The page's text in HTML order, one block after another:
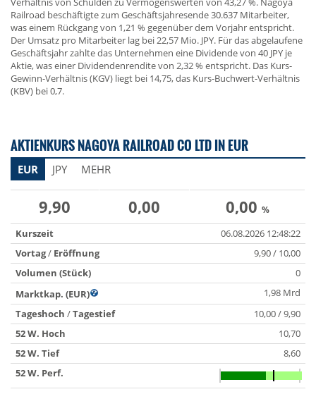
Railroad beschäftigte zum Geschäftsjahresende 30.637 Mitarbeiter,
was einem Rückgang von 1,21 % gegenüber dem Vorjahr entspricht.
Der Umsatz pro Mitarbeiter lag bei 22,57 Mio. JPY. Für das abgelaufene
Geschäftsjahr zahlte das Unternehmen eine Dividende von 40 JPY je
Aktie, was einer Dividendenrendite von 2,32 % entspricht. Das Kurs-
Gewinn-Verhältnis (KGV) liegt bei 14,75, das Kurs-Buchwert-Verhältnis
(KBV) bei 0,7.
AKTIENKURS NAGOYA RAILROAD CO LTD IN EUR
EUR JPY MEHR
9,90 0,00 0,00 %
Kurszeit
06.08.2026 12:48:22
Vortag/ Eröffnung
9,90 / 10,00
Volumen (Stück)
0
Marktkap. (EUR)
1,98 Mrd
Tageshoch /Tagestief
10,00 / 9,90
52 W. Hoch
10,70
52 W. Tief
8,60
52 W. Perf.